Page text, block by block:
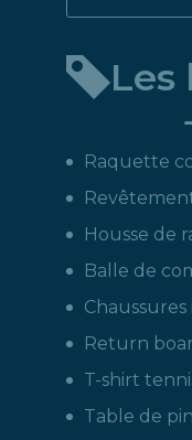
Les
Raquette
Housse de
Balle de
Return
T-shirt
Table de